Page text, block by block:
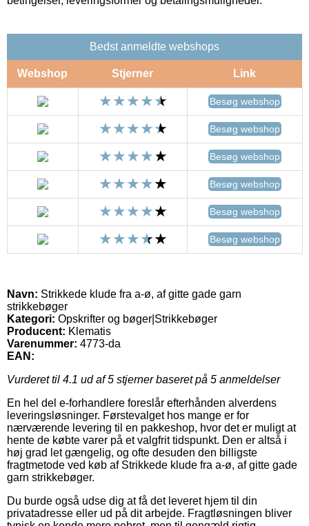
Bedst anmeldte webshops
Webshop Stjerner Link
Besøg webshop
Besøg webshop
Besøg webshop
Besøg webshop
Besøg webshop
Besøg webshop
Navn: Strikkede klude fra a-ø, af gitte gade garn
strikkebøger
Kategori: Opskrifter og bøger|Strikkebøger
Producent: Klematis
Varenummer: 4773-da
EAN:
Vurderet til 4.1 ud af 5 stjerner baseret på 5 anmeldelser
En hel del e-forhandlere foreslår efterhånden alverdens
leveringsløsninger. Førstevalget hos mange er for
nærværende levering til en pakkeshop, hvor det er muligt at
hente de købte varer på et valgfrit tidspunkt. Den er altså i
høj grad let gængelig, og ofte desuden den billigste
fragtmetode ved køb af Strikkede klude fra a-ø, af gitte gade
garn strikkebøger.
Du burde også udse dig at få det leveret hjem til din
privatadresse eller ud på dit arbejde. Fragtløsningen bliver